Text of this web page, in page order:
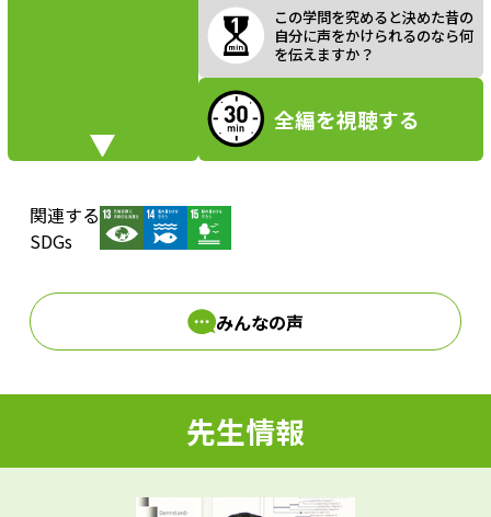
V
i
e
o
この学問を究めると決めた昔の
自分に声をかけられるのなら何
を伝えますか？
全編を視聴する
関連する
SDGs
みんなの声
先生情報